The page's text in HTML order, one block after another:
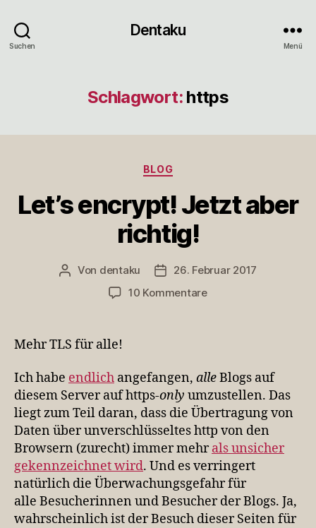
Suchen
Dentaku
Menü
Schlagwort: https
Kategorien
BLOG
Let’s encrypt! Jetzt aber
richtig!
Beitragsautor
Von dentaku Veröffentlichungsdatum
26. Februar 2017
10 Kommentarezu
richtig!
Mehr TLS für alle!
Ich habe endlich angefangen, alleBlogs auf
diesem Server auf https-only umzustellen. Das
liegt zum Teil daran, dass die Übertragung von
Daten über unverschlüsseltes http von den
Browsern (zurecht) immer mehrals unsicher
gekennzeichnet wird. Und es verringert
natürlich die Überwachungsgefahr für
alle Besucherinnen und Besucher der Blogs. Ja,
wahrscheinlich ist der Besuch dieser Seiten für